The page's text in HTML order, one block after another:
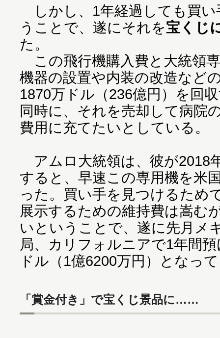
しかし、1年経過しても買
うことで、遂にそれを宝くじ
た。
この飛行機購入費と大統領
機器の設置や内装の改造など
1870万ドル（236億円）を回
同時に、それを売却して病院
費用に充てたいとしている。
アムロ大統領は、彼が2018
すると、早速この専用機を米
った。買い手を見つけるため
展示するための維持費は嵩む
いということで、遂に先月メ
局、カリフォルニアで1年間
ドル（1億6200万円）となっ
「賞金付き」で宝くじ景品に……